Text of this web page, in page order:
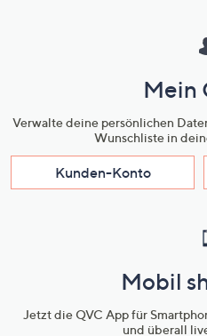
Mein
Verwalte deine persönlichen
Wunschliste in
Kunden-Konto
Mobil
Jetzt die QVC App für
und überall